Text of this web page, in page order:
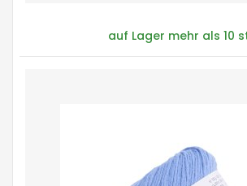
auf Lager mehr als 10